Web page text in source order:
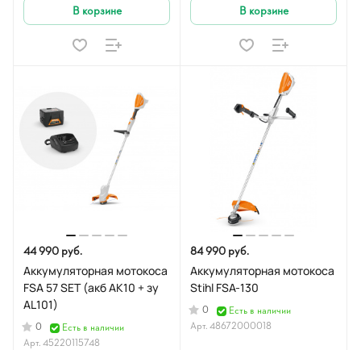
В корзине
В корзине
44 990 руб.
Аккумуляторная мотокоса
FSA 57 SET (акб АК10 + зу
AL101)
0
Есть в наличии
Арт.45220115748
84 990 руб.
Аккумуляторная мотокоса
Stihl FSA-130
0
Есть в наличии
Арт.48672000018